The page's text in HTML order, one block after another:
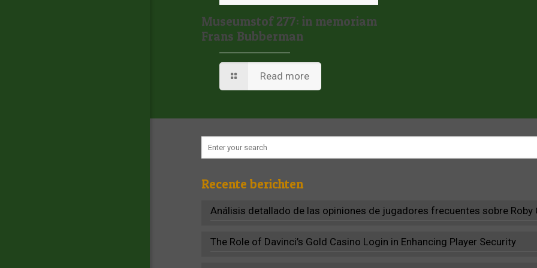
Museumstof 277: in memoriam
Frans Bubberman
Read more
Recente berichten
Análisis detallado de las opiniones de jugadores frecuentes sobre Roby
The Role of Davinci’s Gold Casino Login in Enhancing Player Security